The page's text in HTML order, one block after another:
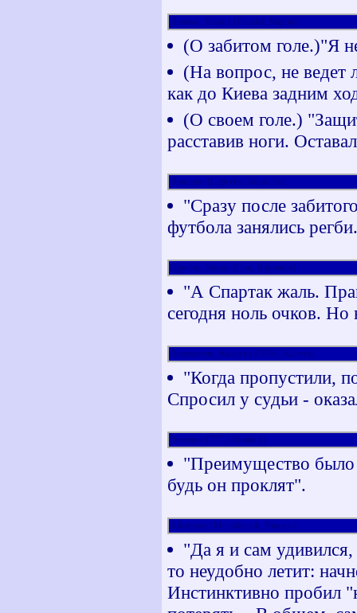
Динамо_Киров (Fatalist, Киров)
(О забитом голе.)"Я
(На вопрос, не ведет
как до Киева задним
(О своем голе.)
расставив ноги.
Ливорно (Сергеич, Королёв)
"Сразу после
футбола занялись
Црвена_Звезда (Сок, Воронеж)
"А Спартак жаль.
сегодня ноль очков.
Локомотив_Калуга (ANISI, Калуга)
"Когда пропустили,
Спросил у судьи -
Венеция (777, Обнинск)
"Преимущество было
будь он проклят".
Айнтрахт (Menshevick, Чикаго)
"Да я и сам
то неудобно летит:
Инстинктивно пробил